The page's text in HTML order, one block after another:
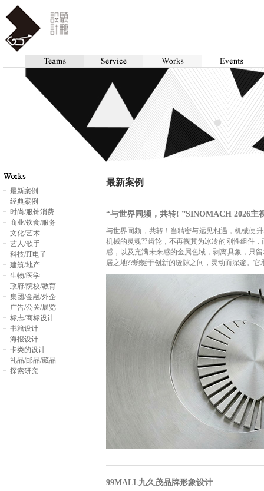
最新案例
经典案例
时尚/服饰消费
商业/饮食/服务
文化/艺术
艺人/歌手
科技/IT电子
建筑/地产
生物/医学
政府/院校/教育
集团/金融/外企
广告/公关/展览
标志/商标设计
书籍设计
海报设计
卡类的设计
礼品/邮品/藏品
探索研究
最新案例
“与世界同频，共转! ”SINOMACH 2026主
与世界同频，共转！当精密与远见相遇，机械便
机械的灵魂??齿轮，不再视其为冰冷的刚性组件
感，以及充满未来感的金属色域，剥离具象，只
居之地??蜿蜒于创新的缝隙之间，灵动而深邃。
99MALL九久茂品牌形象设计